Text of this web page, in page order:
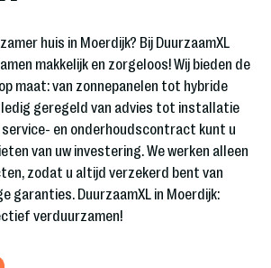
huis in Moerdijk? Bij DuurzaamXL
makkelijk en zorgeloos! Wij bieden de
maat: van zonnepanelen tot hybride
geregeld van advies tot installatie
service- en onderhoudscontract kunt u
van uw investering. We werken alleen
zodat u altijd verzekerd bent van
garanties. DuurzaamXL in Moerdijk:
verduurzamen!